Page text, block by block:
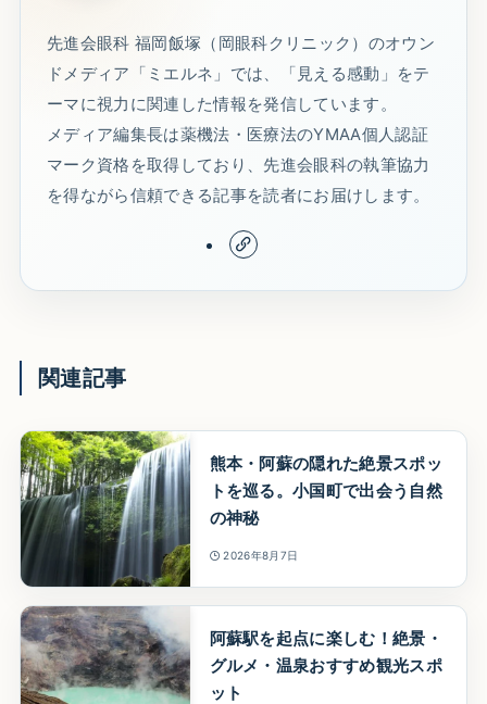
先進会眼科 福岡飯塚（岡眼科クリニック）のオウン
ドメディア「ミエルネ」では、「見える感動」をテ
ーマに視力に関連した情報を発信しています。
メディア編集長は薬機法・医療法のYMAA個人認証
マーク資格を取得しており、先進会眼科の執筆協力
を得ながら信頼できる記事を読者にお届けします。
関連記事
熊本・阿蘇の隠れた絶景スポッ
トを巡る。小国町で出会う自然
の神秘
2026年8月7日
阿蘇駅を起点に楽しむ！絶景・
グルメ・温泉おすすめ観光スポ
ット